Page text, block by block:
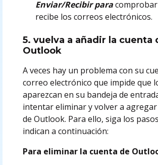
Enviar/Recibir para
recibe los correos electrónicos.
5. vuelva a añadir la cuenta
Outlook
A veces hay un problema con su
correo electrónico que impide que
aparezcan en su bandeja de
intentar eliminar y volver a
de Outlook. Para ello, siga los
indican a continuación:
Para eliminar la cuenta de